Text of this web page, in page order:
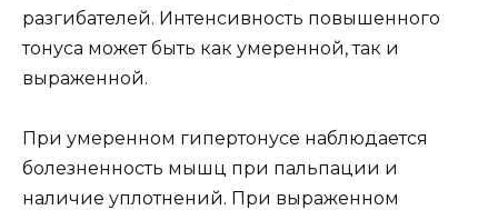
разгибателей. Интенсивность повышенного
тонуса может быть как умеренной, так и
выраженной.
При умеренном гипертонусе наблюдается
болезненность мышц при пальпации и
наличие уплотнений. При выраженном